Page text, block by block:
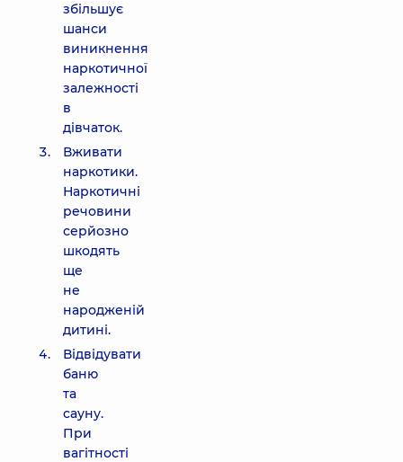
збільшує
шанси
виникнення
наркотичної
залежності
в
дівчаток.
Вживати
наркотики.
Наркотичні
речовини
серйозно
шкодять
ще
не
народженій
дитині.
Відвідувати
баню
та
сауну.
При
вагітності